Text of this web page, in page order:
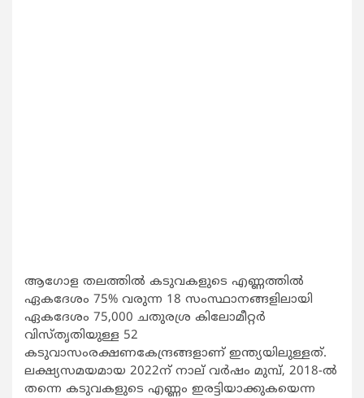
ആഗോള തലത്തില്‍ കടുവകളുടെ എണ്ണത്തില്‍
ഏകദേശം 75% വരുന്ന 18 സംസ്ഥാനങ്ങളിലായി
ഏകദേശം 75,000 ചതുരശ്ര കിലോമീറ്റര്‍
വിസ്തൃതിയുള്ള 52
കടുവാസംരക്ഷണകേന്ദ്രങ്ങളാണ് ഇന്ത്യയിലുള്ളത്.
ലക്ഷ്യസമയമായ 2022ന് നാല് വര്‍ഷം മുമ്പ്, 2018-ല്‍
തന്നെ കടുവകളുടെ എണ്ണം ഇരട്ടിയാക്കുകയെന്ന